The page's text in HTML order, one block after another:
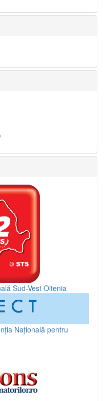
Sud-Vest Oltenia
Națională pentru